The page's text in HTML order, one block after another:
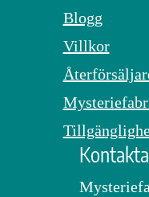
Blogg
Villkor